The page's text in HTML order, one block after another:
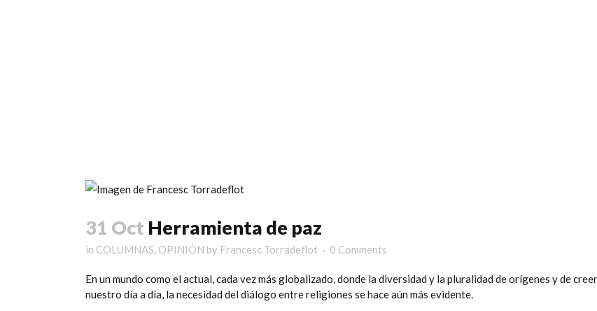
31 Oct Herramienta de paz
in COLUMNAS, OPINIÓN by Francesc Torradeflot 0 Comments
En un mundo como el actual, cada vez más globalizado, donde la diversidad y la pluralidad de orígenes y de
nuestro día a día, la necesidad del diálogo entre religiones se hace aún más evidente.